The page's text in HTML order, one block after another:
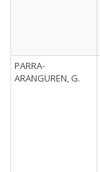
PARRA-
ARANGUREN, G.